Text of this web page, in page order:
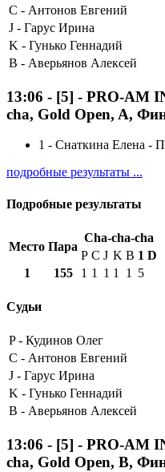
C - Антонов Евгений
J - Гарус Ирина
K - Гунько Геннадий
B - Аверьянов Алексей
13:06 - [5] - PRO-AM
cha, Gold Open, A,
1 - Снаткина Елена -
подробные результаты ...
Подробные результаты
Место Пара
Cha-cha-cha
P C J K B 1 D
1
155 1 1 1 1 1 5
Судьи
P - Кудинов Олег
C - Антонов Евгений
J - Гарус Ирина
K - Гунько Геннадий
B - Аверьянов Алексей
13:06 - [5] - PRO-AM
cha, Gold Open, B,